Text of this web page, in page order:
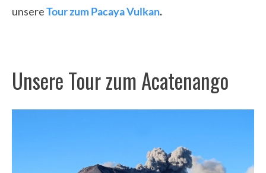
unsereTour zum Pacaya Vulkan.
Unsere Tour zum Acatenango